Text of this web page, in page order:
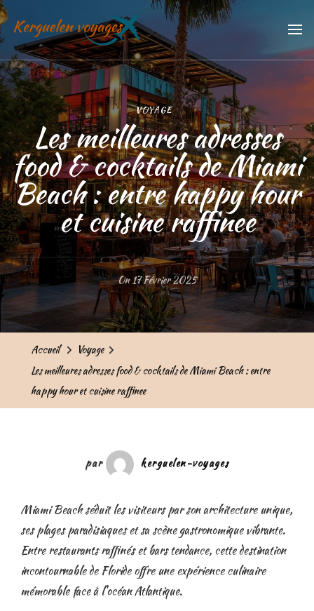
Kerguelen voyages
Trouvez vos meilleures vacances
VOYAGE
Les meilleures adresses
food & cocktails de Miami
Beach : entre happy hour
et cuisine raffinee
On 17 Février 2025
Accueil
Voyage
Les meilleures adresses food & cocktails de Miami Beach : entre
happy hour et cuisine raffinee
par kerguelen-voyages
Miami Beach séduit les visiteurs par son architecture unique,
ses plages paradisiaques et sa scène gastronomique vibrante.
Entre restaurants raffinés et bars tendance, cette destination
incontournable de Floride offre une expérience culinaire
mémorable face à l'océan Atlantique.